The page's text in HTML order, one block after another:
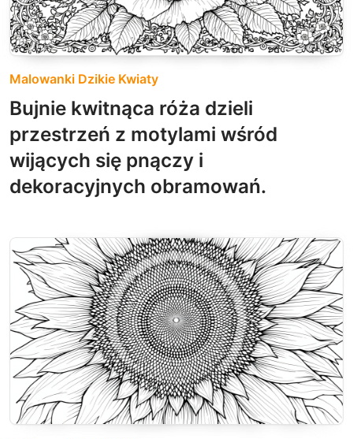
Malowanki Dzikie Kwiaty
Bujnie kwitnąca róża dzieli
przestrzeń z motylami wśród
wijących się pnączy i
dekoracyjnych obramowań.